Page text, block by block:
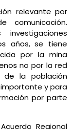
relevante por
años, se tiene
por la mina
no por la red
de la población
y para
por parte
Regional